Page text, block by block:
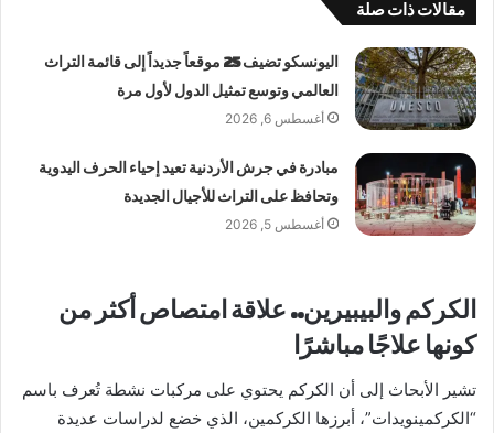
مقالات ذات صلة
اليونسكو تضيف 25 موقعاً جديداً إلى قائمة التراث
العالمي وتوسع تمثيل الدول لأول مرة
أغسطس 6, 2026
مبادرة في جرش الأردنية تعيد إحياء الحرف اليدوية
وتحافظ على التراث للأجيال الجديدة
أغسطس 5, 2026
الكركم والبيبيرين.. علاقة امتصاص أكثر من
كونها علاجًا مباشرًا
تشير الأبحاث إلى أن الكركم يحتوي على مركبات نشطة تُعرف باسم
“الكركمينويدات”، أبرزها الكركمين، الذي خضع لدراسات عديدة